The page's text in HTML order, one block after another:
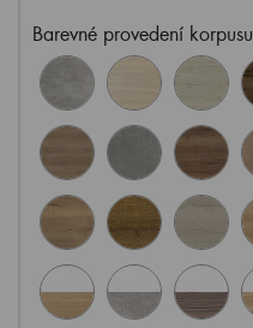
Barevné provedení korpusu